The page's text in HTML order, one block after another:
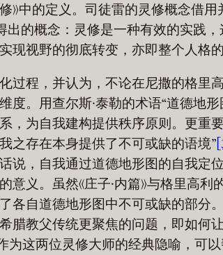
中的定义。司徒雷的灵修概念借用
的概念：灵修是一种有效的实践
现视野的彻底转变，亦即整个人格的
程，并认为，不论在尼撒的格里高
度。用查尔斯·泰勒的术语“道德地
，为自我建构提供秩序原则。更重
之存在本身提供了不可或缺的语境”
说，自我通过道德地形图的自我定
意义。虽然《庄子·内篇》与格里高
自道德地形图中不可或缺的部分。
腊教父传统更聚焦的问题，即如何
为这两位灵修大师的经典隐喻，可